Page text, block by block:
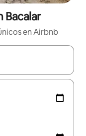
Bacalar
en Airbnb
navega con las